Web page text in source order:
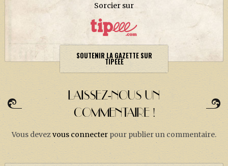
Sorcier sur
SOUTENIR LA GAZETTE SUR
TIPEEE
LAISSEZ-NOUS UN
COMMENTAIRE !
Vous devezvous connecter pour publier un commentaire.